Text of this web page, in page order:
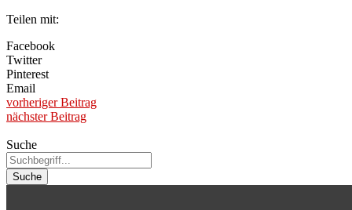
Teilen mit:
Facebook
Twitter
Pinterest
Email
vorheriger Beitrag
nächster Beitrag
Suche
Suche